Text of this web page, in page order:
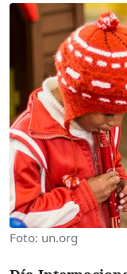
Foto: un.org